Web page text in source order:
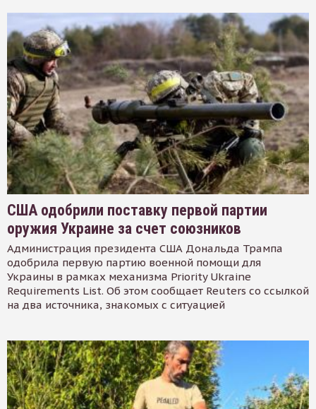
США одобрили поставку первой партии
оружия Украине за счет союзников
Администрация президента США Дональда Трампа
одобрила первую партию военной помощи для
Украины в рамках механизма Priority Ukraine
Requirements List. Об этом сообщает Reuters со ссылкой
на два источника, знакомых с ситуацией